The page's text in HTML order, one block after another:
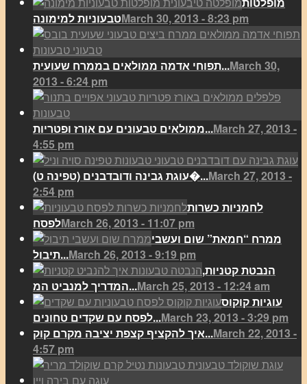
טבעוניות למימונהMarch 30, 2013 - 8:23 pm
תפוחי אדמה ממולאים בממרח שעועית...March 30,
2013 - 6:24 pm
ממולאים טבעונים עם אורז ופטריות...March 27, 2013 -
4:55 pm
(עוגת גבינה ודובדבנים (טפינה ט�...March 27, 2013 -
2:54 pm
לחמניות כשרות
לפסחMarch 26, 2013 - 11:07 pm
ממרח “חמאת” שום ועשבי
תיבול...March 26, 2013 - 9:19 pm
הנבטת קטניות,
המדריך למנביט המ...March 25, 2013 - 12:24 am
עוגיות קוקוס
לפסח עם שקדים טחונים...March 23, 2013 - 3:29 pm
איך להקציף קצפת יציבה מקרם קוק...March 22, 2013 -
4:57 pm